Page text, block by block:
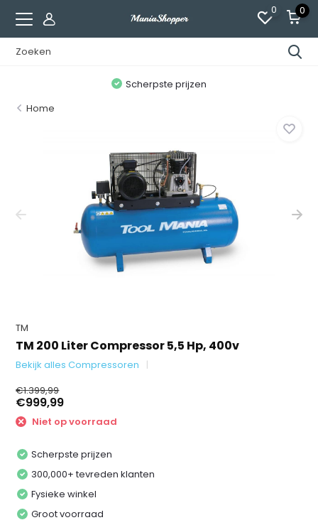
0 0
Scherpste prijzen
Home
TM
TM 200 Liter Compressor 5,5 Hp, 400v
Bekijk alles Compressoren
€1.399,99
€999,99
Niet op voorraad
Scherpste prijzen
300,000+ tevreden klanten
Fysieke winkel
Groot voorraad